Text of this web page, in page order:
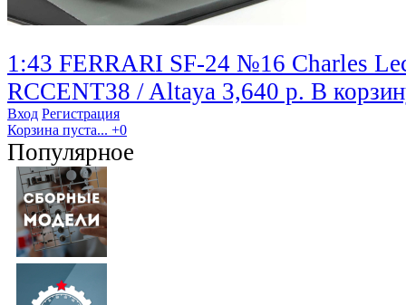
1:43 FERRARI SF-24 №16 Charles
RCCENT38 / Altaya 3,640 р. В
Вход Регистрация
Корзина пуста... +0
Популярное